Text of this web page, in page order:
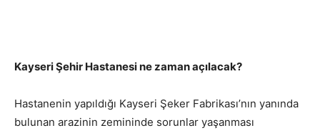
Kayseri Şehir Hastanesi ne zaman açılacak?
Hastanenin yapıldığı Kayseri Şeker Fabrikası’nın yanında
bulunan arazinin zemininde sorunlar yaşanması